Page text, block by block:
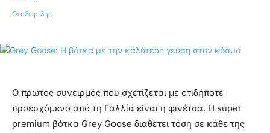
Ο πρώτος συνειρµός που σχετίζεται µε οτιδήποτε
προερχόµενο από τη Γαλλία είναι η φινέτσα. Η super
premium βότκα Grey Goose διαθέτει τόση σε κάθε της